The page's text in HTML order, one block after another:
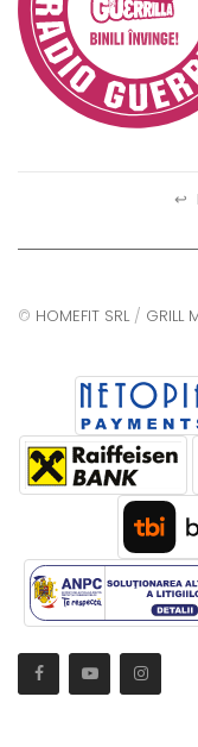
↩
© HOMEFIT SRL/ GRILL